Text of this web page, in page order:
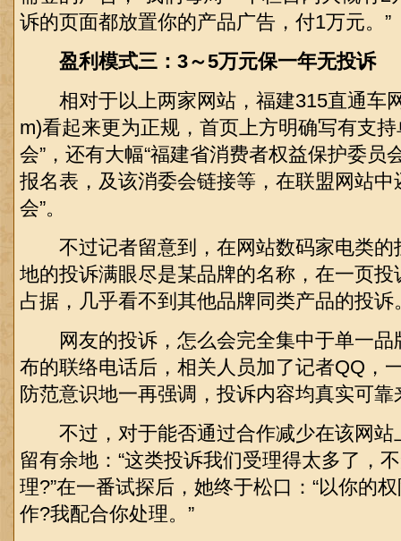
诉的页面都放置你的产品广告，付1万元。”
盈利模式三：3～5万元保一年无投诉
相对于以上两家网站，福建315直通车
m)看起来更为正规，首页上方明确写有支
会”，还有大幅“福建省消费者权益保护委员
报名表，及该消委会链接等，在联盟网站中
会”。
不过记者留意到，在网站数码家电类的
地的投诉满眼尽是某品牌的名称，在一页
占据，几乎看不到其他品牌同类产品的投诉
网友的投诉，怎么会完全集中于单一品
布的联络电话后，相关人员加了记者QQ，
防范意识地一再强调，投诉内容均真实可
不过，对于能否通过合作减少在该网站
留有余地：“这类投诉我们受理得太多了，
理?”在一番试探后，她终于松口：“以你的
作?我配合你处理。”